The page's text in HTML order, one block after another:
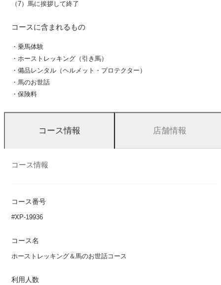
（7）馬に挨拶して終了
コースに含まれるもの
・乗馬体験
・ホーストレッキング（引き馬）
・備品レンタル（ヘルメット・プロテクター）
・馬のお世話
・保険料
コース情報 店舗情報
コース情報
コース番号
#XP-19936
コース名
ホーストレッキング＆馬のお世話コース
利用人数